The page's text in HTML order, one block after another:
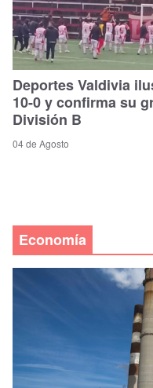
Deportes Valdivia
10-0 y confirma su
División B
04 de Agosto
Economía